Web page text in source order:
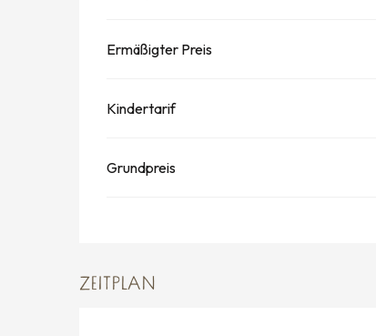
Ermäßigter Preis
Kindertarif
Grundpreis
ZEITPLAN